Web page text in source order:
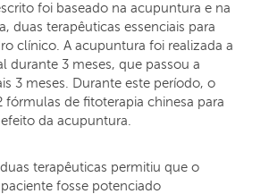
foi baseado na acupuntura e na
duas terapêuticas essenciais para
clínico. A acupuntura foi realizada a
durante 3 meses, que passou a
3 meses. Durante este período, o
fórmulas de fitoterapia chinesa para
da acupuntura.
terapêuticas permitiu que o
fosse potenciado